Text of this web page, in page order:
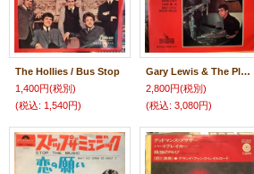
The Hollies / Bus Stop
1,400円(税別)
(税込: 1,540円)
Gary Lewis & The Playboys / Save Your Heart For Me
2,800円(税別)
(税込: 3,080円)